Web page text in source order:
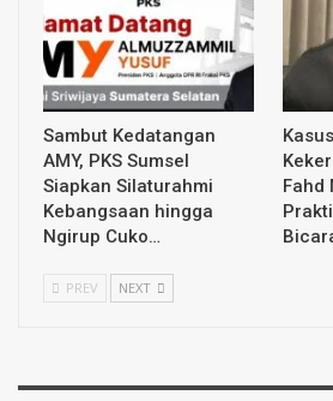
Sambut Kedatangan
AMY, PKS Sumsel
Siapkan Silaturahmi
Kebangsaan hingga
Ngirup Cuko…
Fahd
PREV NEXT